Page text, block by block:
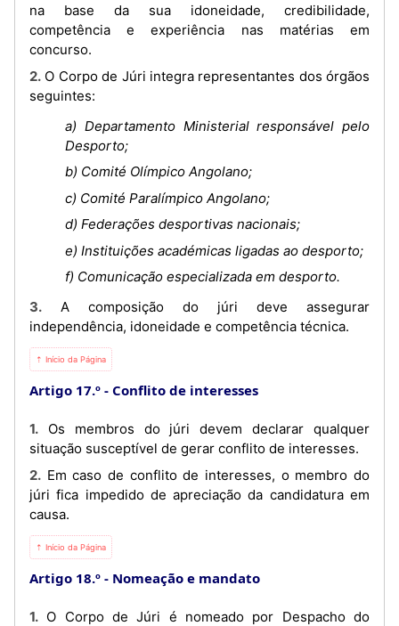
na base da sua idoneidade, credibilidade,
competência e experiência nas matérias em
concurso.
2. O Corpo de Júri integra representantes dos órgãos
seguintes:
a) Departamento Ministerial responsável pelo
Desporto;
b) Comité Olímpico Angolano;
c) Comité Paralímpico Angolano;
d) Federações desportivas nacionais;
e) Instituições académicas ligadas ao desporto;
f) Comunicação especializada em desporto.
3. A composição do júri deve assegurar
independência, idoneidade e competência técnica.
⇡ Início da Página
Artigo 17.º Conflito de interesses
1. Os membros do júri devem declarar qualquer
situação susceptível de gerar conflito de interesses.
2. Em caso de conflito de interesses, o membro do
júri fica impedido de apreciação da candidatura em
causa.
⇡ Início da Página
Artigo 18.º Nomeação e mandato
1. O Corpo de Júri é nomeado por Despacho do